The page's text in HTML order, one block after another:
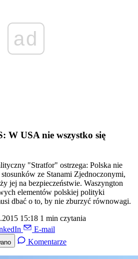
ad
W USA nie wszystko się
"Stratfor" ostrzega: Polska nie
ze Stanami Zjednoczonymi,
jej na bezpieczeństwie. Waszyngton
elementów polskiej polityki
dbać o to, by nie zburzyć równowagi.
15:18 1 min czytania
E-mail
Komentarze